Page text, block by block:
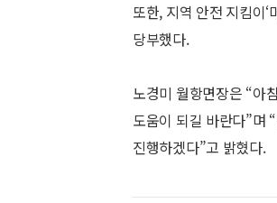
또한, 지역 안전 지킴이
당부했다.
노경미 월항면장은 “아
도움이 되길 바란다”며
진행하겠다”고 밝혔다.